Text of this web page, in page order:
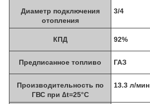
Диаметр подключения
отопления
3/4
КПД 92%
Предписанное топливо ГАЗ
Производительность по
ГВС при ∆t=25°C
13.3 л/мин